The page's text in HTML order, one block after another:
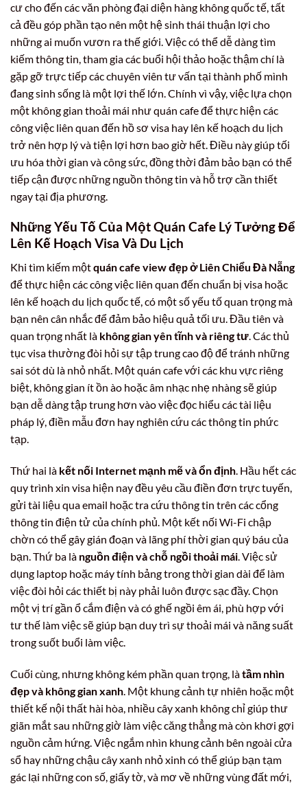
cư cho đến các văn phòng đại diện hàng không quốc tế, tất
cả đều góp phần tạo nên một hệ sinh thái thuận lợi cho
những ai muốn vươn ra thế giới. Việc có thể dễ dàng tìm
kiếm thông tin, tham gia các buổi hội thảo hoặc thậm chí là
gặp gỡ trực tiếp các chuyên viên tư vấn tại thành phố mình
đang sinh sống là một lợi thế lớn. Chính vì vậy, việc lựa chọn
một không gian thoải mái như quán cafe để thực hiện các
công việc liên quan đến hồ sơ visa hay lên kế hoạch du lịch
trở nên hợp lý và tiện lợi hơn bao giờ hết. Điều này giúp tối
ưu hóa thời gian và công sức, đồng thời đảm bảo bạn có thể
tiếp cận được những nguồn thông tin và hỗ trợ cần thiết
ngay tại địa phương.
Những Yếu Tố Của Một Quán Cafe Lý Tưởng Để
Lên Kế Hoạch Visa Và Du Lịch
Khi tìm kiếm mộtquán cafe view đẹp ở Liên Chiểu Đà Nẵng
để thực hiện các công việc liên quan đến chuẩn bị visa hoặc
lên kế hoạch du lịch quốc tế, có một số yếu tố quan trọng mà
bạn nên cân nhắc để đảm bảo hiệu quả tối ưu. Đầu tiên và
quan trọng nhất là không gian yên tĩnh và riêng tư. Các thủ
tục visa thường đòi hỏi sự tập trung cao độ để tránh những
sai sót dù là nhỏ nhất. Một quán cafe với các khu vực riêng
biệt, không gian ít ồn ào hoặc âm nhạc nhẹ nhàng sẽ giúp
bạn dễ dàng tập trung hơn vào việc đọc hiểu các tài liệu
pháp lý, điền mẫu đơn hay nghiên cứu các thông tin phức
tạp.
Thứ hai là kết nối Internet mạnh mẽ và ổn định . Hầu hết các
quy trình xin visa hiện nay đều yêu cầu điền đơn trực tuyến,
gửi tài liệu qua email hoặc tra cứu thông tin trên các cổng
thông tin điện tử của chính phủ. Một kết nối Wi-Fi chập
chờn có thể gây gián đoạn và lãng phí thời gian quý báu của
bạn. Thứ ba là nguồn điện và chỗ ngồi thoải mái . Việc sử
dụng laptop hoặc máy tính bảng trong thời gian dài để làm
việc đòi hỏi các thiết bị này phải luôn được sạc đầy. Chọn
một vị trí gần ổ cắm điện và có ghế ngồi êm ái, phù hợp với
tư thế làm việc sẽ giúp bạn duy trì sự thoải mái và năng suất
trong suốt buổi làm việc.
Cuối cùng, nhưng không kém phần quan trọng, làtầm nhìn
đẹp và không gian xanh . Một khung cảnh tự nhiên hoặc một
thiết kế nội thất hài hòa, nhiều cây xanh không chỉ giúp thư
giãn mắt sau những giờ làm việc căng thẳng mà còn khơi gợi
nguồn cảm hứng. Việc ngắm nhìn khung cảnh bên ngoài cửa
sổ hay những chậu cây xanh nhỏ xinh có thể giúp bạn tạm
gác lại những con số, giấy tờ, và mơ về những vùng đất mới,